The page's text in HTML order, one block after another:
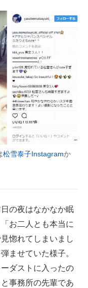
松雪泰子Instagramか
の夜はなかなか眠
お二人とも本当に
惚れてしまいまし
ませていた様子。
ダストに入ったの
事務所の先輩であ